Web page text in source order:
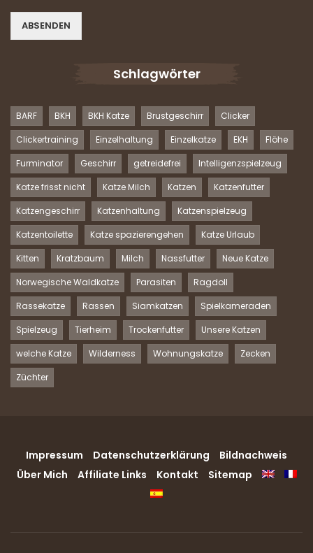
ABSENDEN
Schlagwörter
BARF BKH BKH Katze Brustgeschirr
Clicker
Clickertraining
Einzelhaltung Einzelkatze EKH
Flöhe
Furminator
Geschirr getreidefrei
Intelligenzspielzeug
Katze frisst nicht
Katze Milch Katzen
Katzenfutter
Katzengeschirr
Katzenhaltung
Katzenspielzeug
Katzentoilette
Katze spazierengehen
Katze Urlaub
Kitten
Kratzbaum Milch Nassfutter
Neue Katze
Norwegische Waldkatze
Parasiten
Ragdoll
Rassekatze
Rassen Siamkatzen
Spielkameraden
Spielzeug
Tierheim Trockenfutter
Unsere Katzen
welche Katze
Wilderness Wohnungskatze
Zecken
Züchter
Impressum Datenschutzerklärung
Bildnachweis
Über Mich
Affiliate Links Kontakt Sitemap